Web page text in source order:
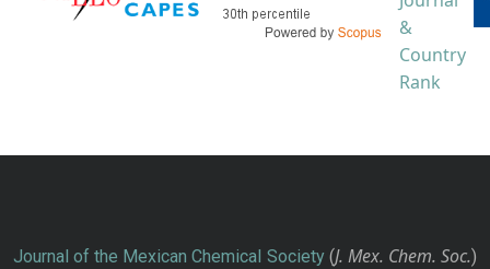
Journal of the Mexican Chemical Society(J. Mex. Chem. Soc.)